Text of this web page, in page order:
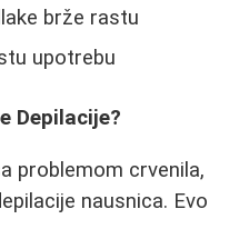
brže rastu
upotrebu
Depilacije?
problemom crvenila,
nausnica. Evo